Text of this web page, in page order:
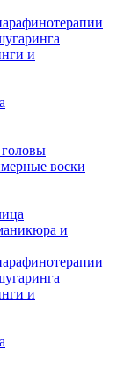
и
воски
и
и